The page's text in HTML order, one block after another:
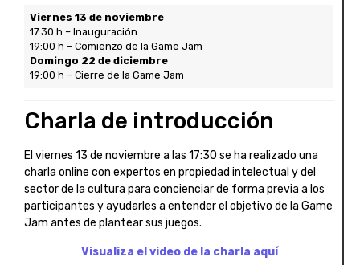
Viernes 13 de noviembre
17:30 h – Inauguración
19:00 h – Comienzo de la Game Jam
Domingo 22 de diciembre
19:00 h – Cierre de la Game Jam
Charla de introducción
El viernes 13 de noviembre a las 17:30 se ha realizado una
charla online con expertos en propiedad intelectual y del
sector de la cultura para concienciar de forma previa a los
participantes y ayudarles a entender el objetivo de la Game
Jam antes de plantear sus juegos.
Visualiza el video de la charla aquí